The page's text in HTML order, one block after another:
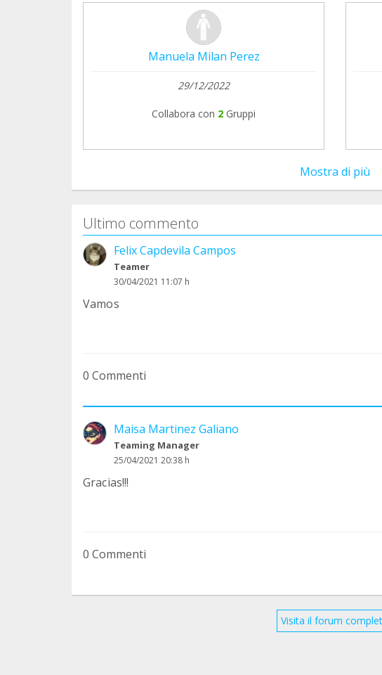
Manuela Milan Perez
29/12/2022
Collabora con 2 Gruppi
Mostra di più
Ultimo commento
Felix Capdevila Campos
Teamer
30/04/2021 11:07 h
Vamos
0 Commenti
Maisa Martinez Galiano
Teaming Manager
25/04/2021 20:38 h
Gracias!!!
0 Commenti
Visita il forum